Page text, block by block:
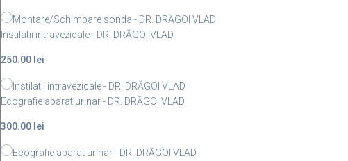
Montare/Schimbare sonda - DR. DRĂGOI VLAD
Instilatii intravezicale - DR. DRĂGOI VLAD
250.00 lei
Instilatii intravezicale - DR. DRĂGOI VLAD
Ecografie aparat urinar - DR. DRĂGOI VLAD
300.00 lei
Ecografie aparat urinar - DR. DRĂGOI VLAD